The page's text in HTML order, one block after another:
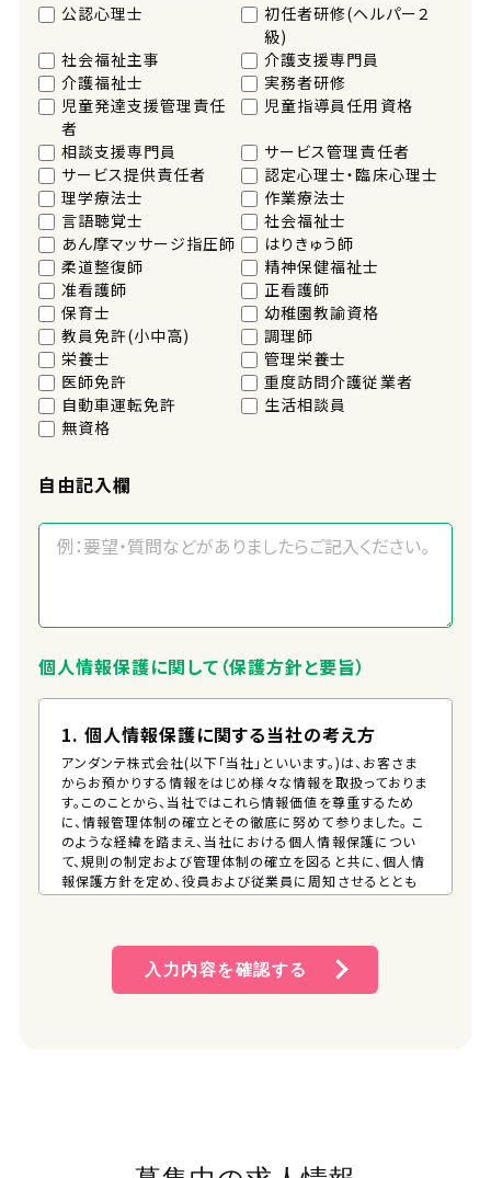
公認心理士
初任者研修(ヘルパー２
級)
社会福祉主事
介護支援専門員
介護福祉士
実務者研修
児童発達支援管理責任
者
児童指導員任用資格
相談支援専門員
サービス管理責任者
サービス提供責任者
認定心理士・臨床心理士
理学療法士
作業療法士
言語聴覚士
社会福祉士
あん摩マッサージ指圧師
はりきゅう師
柔道整復師
精神保健福祉士
准看護師
正看護師
保育士
幼稚園教諭資格
教員免許(小中高)
調理師
栄養士
管理栄養士
医師免許
重度訪問介護従業者
自動車運転免許
生活相談員
無資格
自由記入欄
個人情報保護に関して（保護方針と要旨）
1. 個人情報保護に関する当社の考え方
アンダンテ株式会社(以下「当社」といいます。)は、お客さま
からお預かりする情報をはじめ様々な情報を取扱っておりま
す。このことから、当社ではこれら情報価値を尊重するため
に、情報管理体制の確立とその徹底に努めて参りました。 こ
のような経緯を踏まえ、当社における個人情報保護につい
て、規則の制定および管理体制の確立を図ると共に、個人情
報保護方針を定め、役員および従業員に周知させるととも
に、一般の方が、容易に入手できる措置を講じるものとしま
当社は、事業活動において、個人情報をお預かりしている
入力内容を確認する